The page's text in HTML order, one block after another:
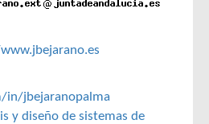
in/jbejaranopalma
y diseño de sistemas de